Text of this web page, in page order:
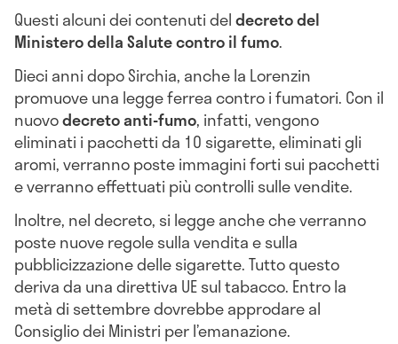
Questi alcuni dei contenuti deldecreto del
Ministero della Salute contro il fumo.
Dieci anni dopo Sirchia, anche la Lorenzin
promuove una legge ferrea contro i fumatori. Con il
nuovodecreto anti-fumo, infatti, vengono
eliminati i pacchetti da 10 sigarette, eliminati gli
aromi, verranno poste immagini forti sui pacchetti
e verranno effettuati più controlli sulle vendite.
Inoltre, nel decreto, si legge anche che verranno
poste nuove regole sulla vendita e sulla
pubblicizzazione delle sigarette. Tutto questo
deriva da una direttiva UE sul tabacco. Entro la
metà di settembre dovrebbe approdare al
Consiglio dei Ministri per l’emanazione.